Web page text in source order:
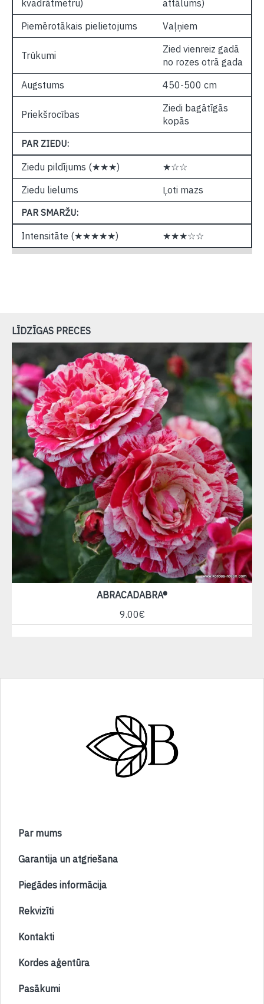
kvadrātmetru)
attālums)
Piemērotākais pielietojums
Vaļņiem
Trūkumi
Zied vienreiz gadā
no rozes otrā gada
Augstums
450-500 cm
Priekšrocības
Ziedi bagātīgās
kopās
PAR ZIEDU:
Ziedu pildījums (★★★)
★☆☆
Ziedu lielums
Ļoti mazs
PAR SMARŽU:
Intensitāte (★★★★★) ★★★☆☆
LĪDZĪGAS PRECES
ABRACADABRA®
9.00€
Par mums
Garantija un atgriešana
Piegādes informācija
Rekvizīti
Kontakti
Kordes aģentūra
Pasākumi